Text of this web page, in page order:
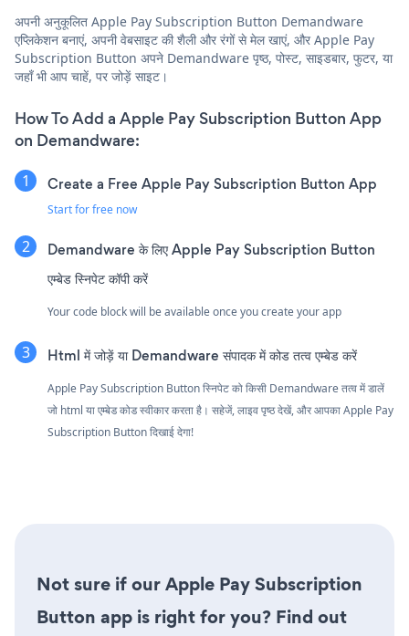
अपनी अनुकूलित Apple Pay Subscription Button Demandware
एप्लिकेशन बनाएं, अपनी वेबसाइट की शैली और रंगों से मेल खाएं, और Apple Pay
Subscription Button अपने Demandware पृष्ठ, पोस्ट, साइडबार, फुटर, या
जहाँ भी आप चाहें, पर जोड़ें साइट।
How To Add a Apple Pay Subscription Button App
on Demandware:
Create a Free Apple Pay Subscription Button App
Start for free now
Demandware के लिए Apple Pay Subscription Button
एम्बेड स्निपेट कॉपी करें
Your code block will be available once you create your app
Html में जोड़ें या Demandware संपादक में कोड तत्व एम्बेड करें
Apple Pay Subscription Button स्निपेट को किसी Demandware तत्व में डालें
जो html या एम्बेड कोड स्वीकार करता है। सहेजें, लाइव पृष्ठ देखें, और आपका Apple Pay
Subscription Button दिखाई देगा!
Not sure if our Apple Pay Subscription
Button app is right for you? Find out